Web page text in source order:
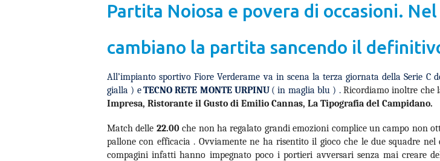
Partita Noiosa e povera di occasioni.
cambiano la partita sancendo il
All’impianto sportivoFiore Verderameva in scena la terza giornata della Serie C
gialla ) eTECNO RETE MONTE URPINU ( in maglia blu ) . Ricordiamo inoltre che
Impresa, Ristorante il Gusto di Emilio Cannas, La Tipografia del Campidano.
Match delle 22.00che non haregalato grandi emozioni complice un campo non
pallone con efficacia . Ovviamente ne ha risentito il gioco che le due squadre
compagini infatti hanno impegnato poco i portieri avversari senza mai creare